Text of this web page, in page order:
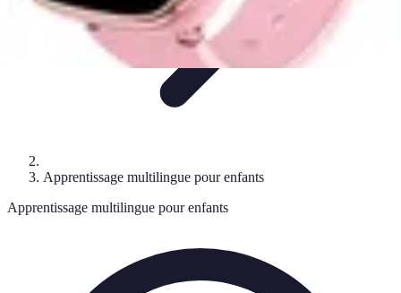
Apprentissage multilingue pour enfants
Apprentissage multilingue pour enfants